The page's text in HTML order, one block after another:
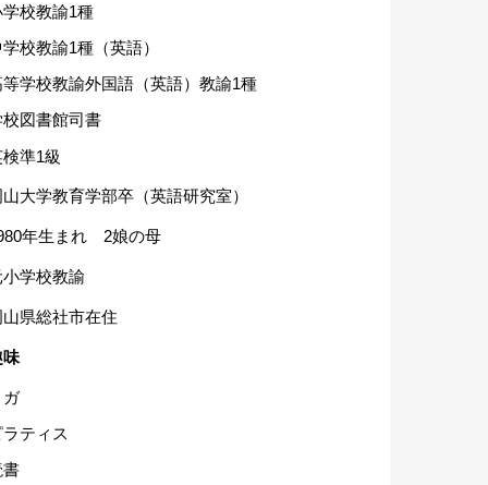
学校教諭1種
校教諭1種（英語）
等学校教諭外国語（英語）教諭1種
校図書館司書
準1級
大学教育学部卒（英語研究室）
年生まれ 2娘の母
小学校教諭
山県総社市在住
味
ガ
ラティス
書